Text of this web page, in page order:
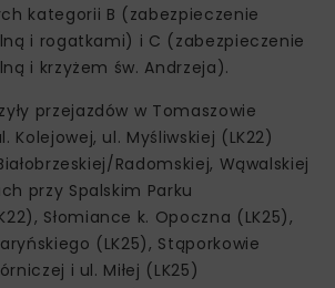
kategorii B (zabezpieczenie
i rogatkami) i C (zabezpieczenie
i krzyżem św. Andrzeja).
przejazdów w Tomaszowie
Kolejowej, ul. Myśliwskiej (LK22)
Radomskiej, Wąwalskiej
przy Spalskim Parku
Słomiance k. Opoczna (LK25),
(LK25), Stąporkowie
i ul. Miłej (LK25)